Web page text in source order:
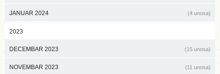
JANUAR 2024 (4 unosa)
2023
DECEMBAR 2023 (15 unosa)
NOVEMBAR 2023 (11 unosa)